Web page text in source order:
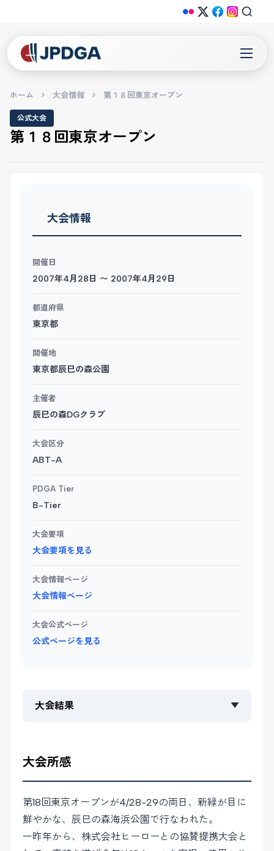
ホーム > 大会情報 > 第１８回東京オープン
公式大会
第１８回東京オープン
大会情報
開催日
2007年4月28日 〜 2007年4月29日
都道府県
東京都
開催地
東京都辰巳の森公園
主催者
辰巳の森DGクラブ
大会区分
ABT-A
PDGA Tier
B-Tier
大会要項
大会要項を見る
大会情報ページ
大会情報ページ
大会公式ページ
公式ページを見る
大会結果 ▼
大会所感
第18回東京オープンが4/28-29の両日、新緑が目に
鮮やかな、辰巳の森海浜公園で行なわれた。
一昨年から、株式会社ヒーローとの協賛提携大会と